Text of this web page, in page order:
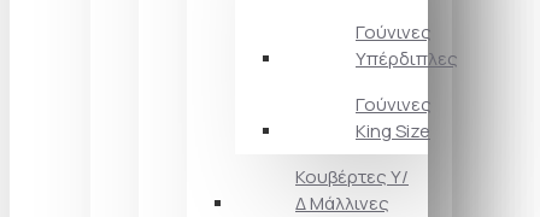
Γούνινες
Υπέρδιπλες
Γούνινες
King Size
Κουβέρτες Υ/
Δ Μάλλινες